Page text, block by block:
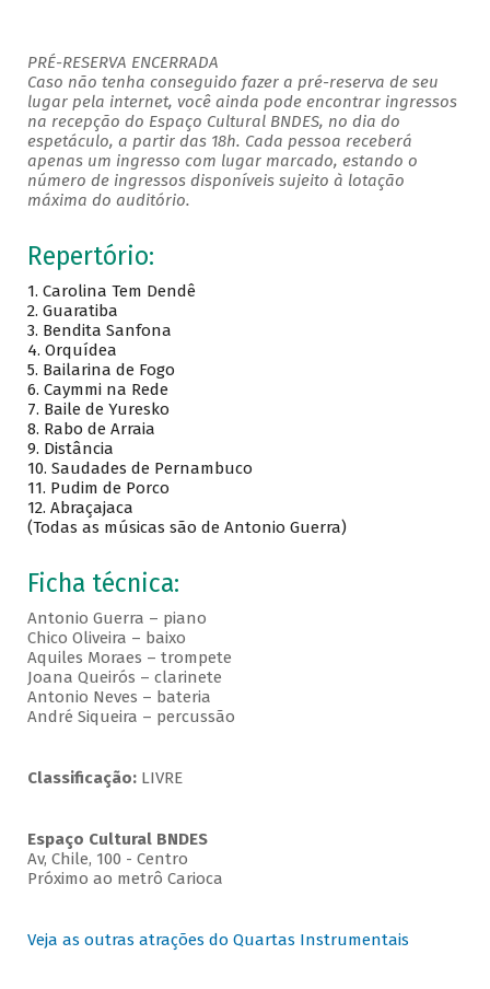
PRÉ-RESERVA ENCERRADA
Caso não tenha conseguido fazer a pré-reserva de seu
lugar pela internet, você ainda pode encontrar ingressos
na recepção do Espaço Cultural BNDES, no dia do
espetáculo, a partir das 18h. Cada pessoa receberá
apenas um ingresso com lugar marcado, estando o
número de ingressos disponíveis sujeito à lotação
máxima do auditório.
Repertório:
1. Carolina Tem Dendê
2. Guaratiba
3. Bendita Sanfona
4. Orquídea
5. Bailarina de Fogo
6. Caymmi na Rede
7. Baile de Yuresko
8. Rabo de Arraia
9. Distância
10. Saudades de Pernambuco
11. Pudim de Porco
12. Abraçajaca
(Todas as músicas são de Antonio Guerra)
Ficha técnica:
Antonio Guerra – piano
Chico Oliveira – baixo
Aquiles Moraes – trompete
Joana Queirós – clarinete
Antonio Neves – bateria
André Siqueira – percussão
Classificação:LIVRE
Espaço Cultural BNDES
Av, Chile, 100 - Centro
Próximo ao metrô Carioca
Veja as outras atrações do Quartas Instrumentais